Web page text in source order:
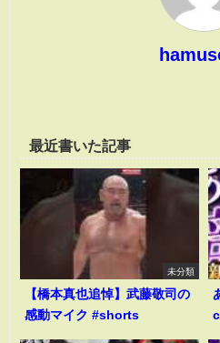
最近書いた記事
未分類
【橋本真也追悼】武藤敬司の
感動マイク #shorts